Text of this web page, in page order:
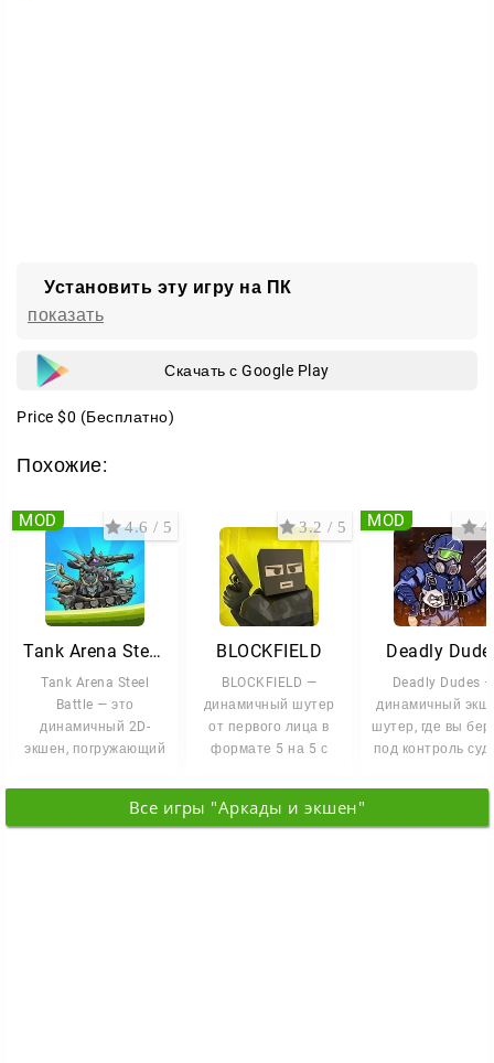
Установить эту игру на ПК
показать
Скачать с Google Play
Price $0 (Бесплатно)
Похожие:
Tank Arena Steel Battle
Tank Arena Steel
Battle — это
динамичный 2D-
экшен, погружающий
переворотов и
4.6 / 5
MOD
BLOCKFIELD
BLOCKFIELD —
динамичный шутер
от первого лица в
формате 5 на 5 с
графикой.
Кубический
3.2 / 5
Deadly
Deadly Dudes —
динамичный
шутер, где вы
под контроль
4
MOD
Все игры "Аркады и экшен"